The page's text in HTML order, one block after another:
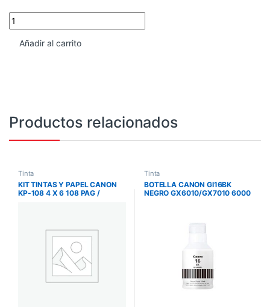
BOTELLA CANON GI10M MAGENTA GM2010/G6010 7700 PAG
Añadir al carrito
Productos relacionados
Tinta
KIT TINTAS Y PAPEL CANON
KP-108 4 X 6 108 PAG /
Tinta
BOTELLA CANON GI16BK
NEGRO GX6010/GX7010 6000